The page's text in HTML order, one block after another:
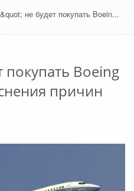
не будет покупать Boein...
Boeing
причин